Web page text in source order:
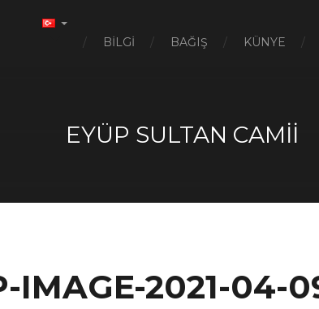
BILGI BAĞIŞ KÜNYE
EYÜP SULTAN CAMII
IMAGE-2021-04-